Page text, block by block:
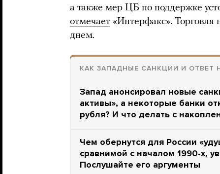
а также мер ЦБ по поддержке
отмечает «Интерфакс». Торговля
днем.
КАК ЗАПАДНЫЕ САНКЦИИ И ОТВЕТ
Запад анонсировал новые
активы», а некоторые банки
рубля? И что делать с
Чем обернутся для России
сравнимой с началом 1990-х,
Послушайте его аргументы